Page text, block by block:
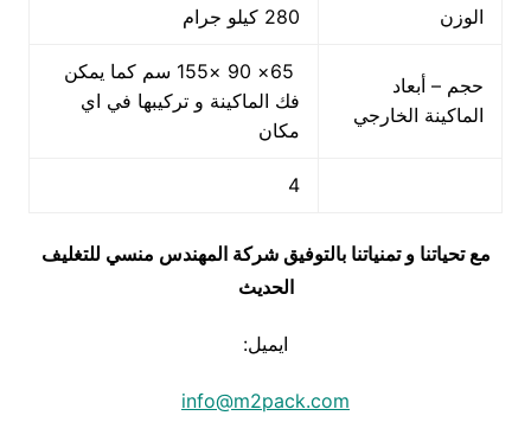
الوزن 280 كيلو جرام
حجم – أبعاد
الماكينة الخارجي
65× 90 ×155 سم كما يمكن
فك الماكينة و تركيبها في اي
مكان
4
مع تحياتنا و تمنياتنا بالتوفيق شركة المهندس منسي للتغليف
الحديث
ايميل:
info@m2pack.com